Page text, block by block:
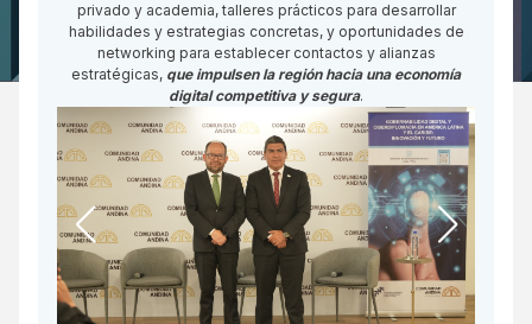
privado y academia, talleres prácticos para desarrollar
habilidades y estrategias concretas, y oportunidades de
networking para establecer contactos y alianzas
estratégicas, que impulsen la región hacia una economía
digital competitiva y segura.